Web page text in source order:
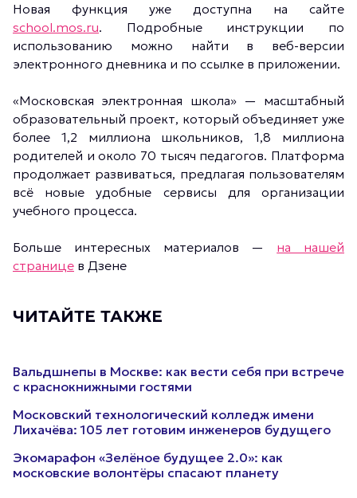
Новая функция уже доступна на сайте
school.mos.ru. Подробные инструкции по
использованию можно найти в веб-версии
электронного дневника и по ссылке в приложении.
«Московская электронная школа» — масштабный
образовательный проект, который объединяет уже
более 1,2 миллиона школьников, 1,8 миллиона
родителей и около 70 тысяч педагогов. Платформа
продолжает развиваться, предлагая пользователям
всё новые удобные сервисы для организации
учебного процесса.
Больше интересных материалов — на нашей
странице в Дзене
ЧИТАЙТЕ ТАКЖЕ
Вальдшнепы в Москве: как вести себя при встрече
с краснокнижными гостями
Московский технологический колледж имени
Лихачёва: 105 лет готовим инженеров будущего
Экомарафон «Зелёное будущее 2.0»: как
московские волонтёры спасают планету